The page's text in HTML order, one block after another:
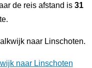
de reis afstand is 31
naar Linschoten.
naar Linschoten